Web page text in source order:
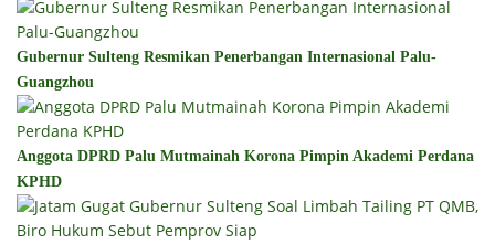
Gubernur Sulteng Resmikan Penerbangan Internasional Palu-
Guangzhou
Anggota DPRD Palu Mutmainah Korona Pimpin Akademi Perdana
KPHD